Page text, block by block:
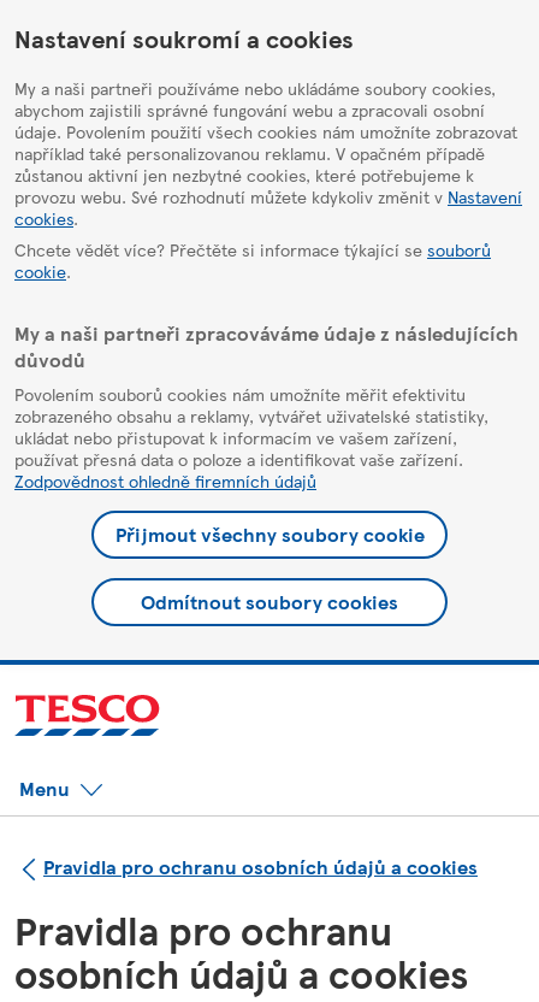
HelpPage
Nastavení soukromí a cookies
My a naši partneři používáme nebo ukládáme soubory cookies,
abychom zajistili správné fungování webu a zpracovali osobní
údaje. Povolením použití všech cookies nám umožníte zobrazovat
například také personalizovanou reklamu. V opačném případě
zůstanou aktivní jen nezbytné cookies, které potřebujeme k
provozu webu. Své rozhodnutí můžete kdykoliv změnit v Nastavení
cookies.
Chcete vědět více? Přečtěte si informace týkající se souborů
cookie.
My a naši partneři zpracováváme údaje z následujících
důvodů
Povolením souborů cookies nám umožníte měřit efektivitu
zobrazeného obsahu a reklamy, vytvářet uživatelské statistiky,
ukládat nebo přistupovat k informacím ve vašem zařízení,
používat přesná data o poloze a identifikovat vaše zařízení.
Zodpovědnost ohledně firemních údajů
Přijmout všechny soubory cookie
Odmítnout soubory cookies
Menu
Pravidla pro ochranu osobních údajů a cookies
Pravidla pro ochranu
osobních údajů a cookies